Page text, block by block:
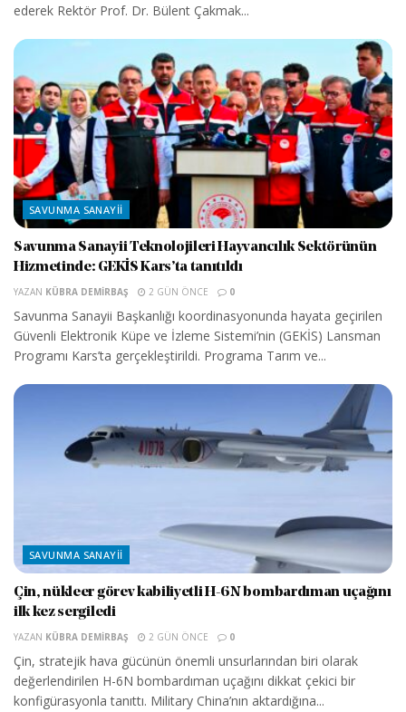
ederek Rektör Prof. Dr. Bülent Çakmak...
SAVUNMA SANAYII
Savunma Sanayii Teknolojileri Hayvancılık Sektörünün
Hizmetinde: GEKİS Kars’ta tanıtıldı
YAZAN KÜBRA DEMIRBAŞ 2 GÜN ÖNCE 0
Savunma Sanayii Başkanlığı koordinasyonunda hayata geçirilen
Güvenli Elektronik Küpe ve İzleme Sistemi’nin (GEKİS) Lansman
Programı Kars’ta gerçekleştirildi. Programa Tarım ve...
SAVUNMA SANAYII
Çin, nükleer görev kabiliyetli H-6N bombardıman uçağını
ilk kez sergiledi
YAZAN KÜBRA DEMIRBAŞ 2 GÜN ÖNCE 0
Çin, stratejik hava gücünün önemli unsurlarından biri olarak
değerlendirilen H-6N bombardıman uçağını dikkat çekici bir
konfigürasyonla tanıttı. Military China’nın aktardığına...